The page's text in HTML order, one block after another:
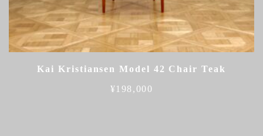
Kai Kristiansen Model 42 Chair Teak
¥198,000